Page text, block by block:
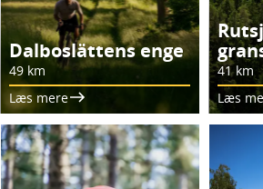
Dalboslättens enge
49 km
Læs mere
41 km
Læs